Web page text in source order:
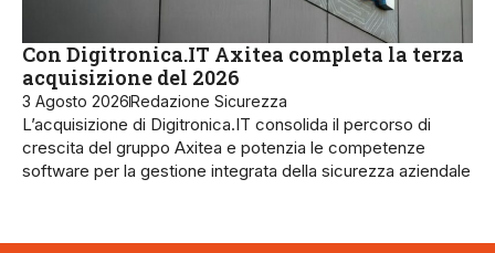
Con Digitronica.IT Axitea completa la terza
acquisizione del 2026
3 Agosto 2026Redazione Sicurezza
L’acquisizione di Digitronica.IT consolida il percorso di
crescita del gruppo Axitea e potenzia le competenze
software per la gestione integrata della sicurezza aziendale